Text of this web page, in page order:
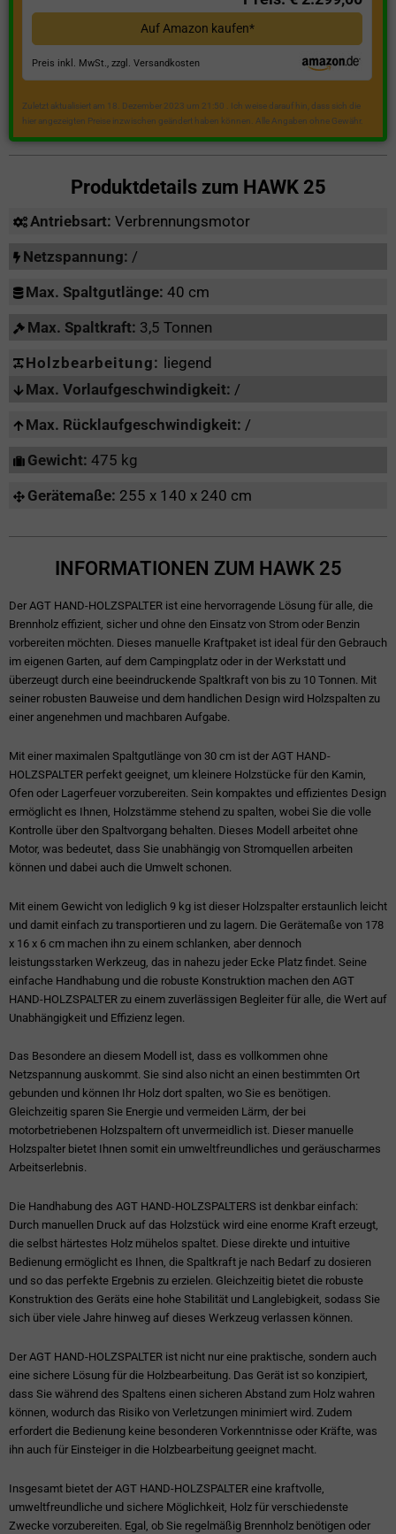
Auf Amazon kaufen*
Preis inkl. MwSt., zzgl. Versandkosten
Zuletzt aktualisiert am 18. Dezember 2023 um 21:50 . Ich weise darauf hin, dass sich die
hier angezeigten Preise inzwischen geändert haben können. Alle Angaben ohne Gewähr.
Produktdetails zum HAWK 25
Antriebsart: Verbrennungsmotor
Netzspannung: /
Max. Spaltgutlänge: 40 cm
Max. Spaltkraft: 3,5 Tonnen
Holzbearbeitung: liegend
Max. Vorlaufgeschwindigkeit: /
Max. Rücklaufgeschwindigkeit: /
Gewicht: 475 kg
Gerätemaße: 255 x 140 x 240 cm
INFORMATIONEN ZUM HAWK 25
Der AGT HAND-HOLZSPALTER ist eine hervorragende Lösung für alle, die
Brennholz effizient, sicher und ohne den Einsatz von Strom oder Benzin
vorbereiten möchten. Dieses manuelle Kraftpaket ist ideal für den Gebrauch
im eigenen Garten, auf dem Campingplatz oder in der Werkstatt und
überzeugt durch eine beeindruckende Spaltkraft von bis zu 10 Tonnen. Mit
seiner robusten Bauweise und dem handlichen Design wird Holzspalten zu
einer angenehmen und machbaren Aufgabe.
Mit einer maximalen Spaltgutlänge von 30 cm ist der AGT HAND-
HOLZSPALTER perfekt geeignet, um kleinere Holzstücke für den Kamin,
Ofen oder Lagerfeuer vorzubereiten. Sein kompaktes und effizientes Design
ermöglicht es Ihnen, Holzstämme stehend zu spalten, wobei Sie die volle
Kontrolle über den Spaltvorgang behalten. Dieses Modell arbeitet ohne
Motor, was bedeutet, dass Sie unabhängig von Stromquellen arbeiten
können und dabei auch die Umwelt schonen.
Mit einem Gewicht von lediglich 9 kg ist dieser Holzspalter erstaunlich leicht
und damit einfach zu transportieren und zu lagern. Die Gerätemaße von 178
x 16 x 6 cm machen ihn zu einem schlanken, aber dennoch
leistungsstarken Werkzeug, das in nahezu jeder Ecke Platz findet. Seine
einfache Handhabung und die robuste Konstruktion machen den AGT
HAND-HOLZSPALTER zu einem zuverlässigen Begleiter für alle, die Wert auf
Unabhängigkeit und Effizienz legen.
Das Besondere an diesem Modell ist, dass es vollkommen ohne
Netzspannung auskommt. Sie sind also nicht an einen bestimmten Ort
gebunden und können Ihr Holz dort spalten, wo Sie es benötigen.
Gleichzeitig sparen Sie Energie und vermeiden Lärm, der bei
motorbetriebenen Holzspaltern oft unvermeidlich ist. Dieser manuelle
Holzspalter bietet Ihnen somit ein umweltfreundliches und geräuscharmes
Arbeitserlebnis.
Die Handhabung des AGT HAND-HOLZSPALTERS ist denkbar einfach:
Durch manuellen Druck auf das Holzstück wird eine enorme Kraft erzeugt,
die selbst härtestes Holz mühelos spaltet. Diese direkte und intuitive
Bedienung ermöglicht es Ihnen, die Spaltkraft je nach Bedarf zu dosieren
und so das perfekte Ergebnis zu erzielen. Gleichzeitig bietet die robuste
Konstruktion des Geräts eine hohe Stabilität und Langlebigkeit, sodass Sie
sich über viele Jahre hinweg auf dieses Werkzeug verlassen können.
Der AGT HAND-HOLZSPALTER ist nicht nur eine praktische, sondern auch
eine sichere Lösung für die Holzbearbeitung. Das Gerät ist so konzipiert,
dass Sie während des Spaltens einen sicheren Abstand zum Holz wahren
können, wodurch das Risiko von Verletzungen minimiert wird. Zudem
erfordert die Bedienung keine besonderen Vorkenntnisse oder Kräfte, was
ihn auch für Einsteiger in die Holzbearbeitung geeignet macht.
Insgesamt bietet der AGT HAND-HOLZSPALTER eine kraftvolle,
umweltfreundliche und sichere Möglichkeit, Holz für verschiedenste
Zwecke vorzubereiten. Egal, ob Sie regelmäßig Brennholz benötigen oder